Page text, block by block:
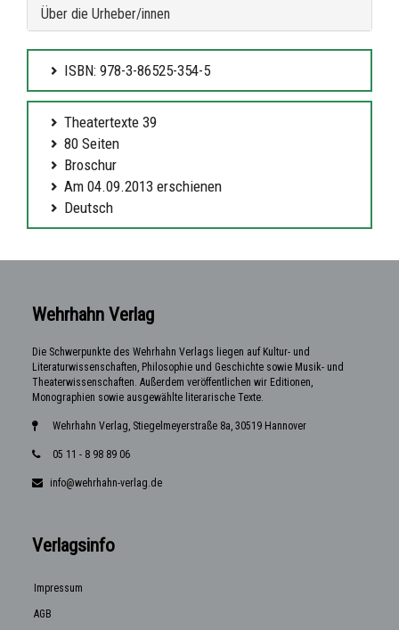
Über die Urheber/innen
ISBN: 978-3-86525-354-5
Theatertexte 39
80 Seiten
Broschur
Am 04.09.2013 erschienen
Deutsch
Wehrhahn Verlag
Die Schwerpunkte des Wehrhahn Verlags liegen auf Kultur- und
Literaturwissenschaften, Philosophie und Geschichte sowie Musik- und
Theaterwissenschaften. Außerdem veröffentlichen wir Editionen,
Monographien sowie ausgewählte literarische Texte.
Wehrhahn Verlag, Stiegelmeyerstraße 8a, 30519 Hannover
05 11 - 8 98 89 06
info@wehrhahn-verlag.de
Verlagsinfo
Impressum
AGB